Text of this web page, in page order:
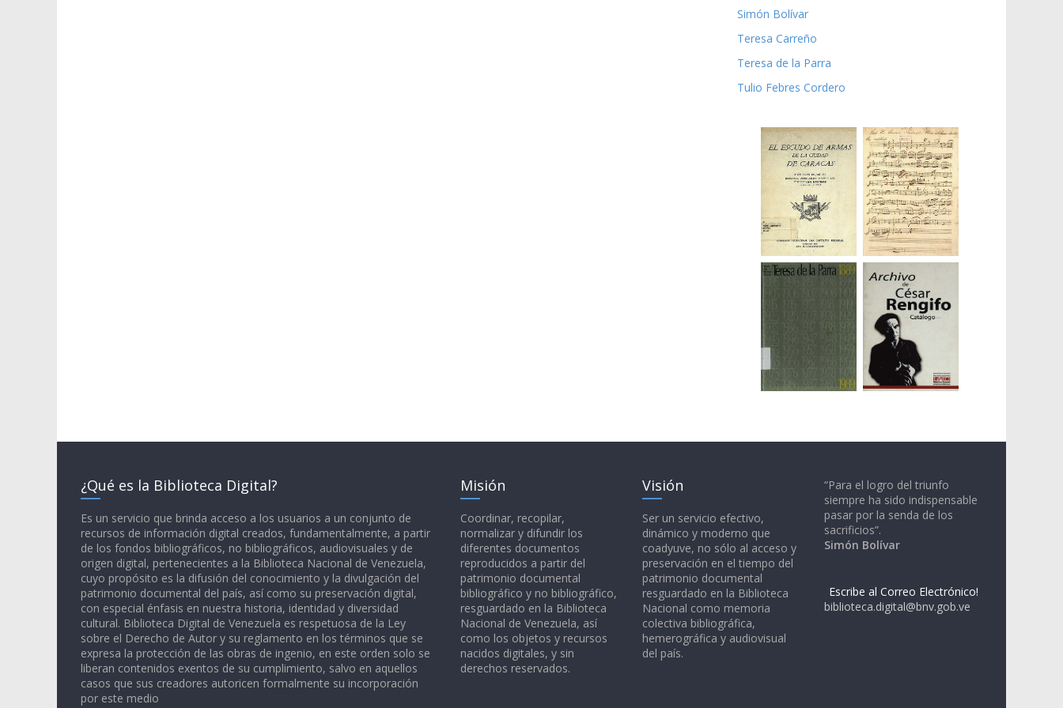
Simón Bolívar
Teresa Carreño
Teresa de la Parra
Tulio Febres Cordero
¿Qué es la Biblioteca Digital?
Es un servicio que brinda acceso a los usuarios a un conjunto de
recursos de información digital creados, fundamentalmente, a partir
de los fondos bibliográficos, no bibliográficos, audiovisuales y de
origen digital, pertenecientes a la Biblioteca Nacional de Venezuela,
cuyo propósito es la difusión del conocimiento y la divulgación del
patrimonio documental del país, así como su preservación digital,
con especial énfasis en nuestra historia, identidad y diversidad
cultural. Biblioteca Digital de Venezuela es respetuosa de la Ley
sobre el Derecho de Autor y su reglamento en los términos que se
expresa la protección de las obras de ingenio, en este orden solo se
liberan contenidos exentos de su cumplimiento, salvo en aquellos
casos que sus creadores autoricen formalmente su incorporación
por este medio
Misión
Coordinar, recopilar,
normalizar y difundir los
diferentes documentos
reproducidos a partir del
patrimonio documental
bibliográfico y no bibliográfico,
resguardado en la Biblioteca
Nacional de Venezuela, así
como los objetos y recursos
nacidos digitales, y sin
derechos reservados.
Visión
Ser un servicio efectivo,
dinámico y moderno que
coadyuve, no sólo al acceso y
preservación en el tiempo del
patrimonio documental
resguardado en la Biblioteca
Nacional como memoria
colectiva bibliográfica,
hemerográfica y audiovisual
del país.
“Para el logro del triunfo
siempre ha sido indispensable
pasar por la senda de los
sacrificios”.
Simón Bolívar
Escribe al Correo Electrónico!
biblioteca.digital@bnv.gob.ve